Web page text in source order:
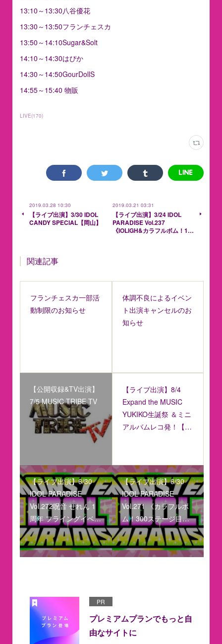
13:10～13:30八谷優花
13:30～13:50フランチェスカ
13:50～14:10Sugar&Solt
14:10～14:30はぴか
14:30～14:50GourDollS
14:55～15:40 物販
LIVE(170)
2019.03.28 10:30
【ライブ出演】3/30 IDOL
CANDY SPECIAL【岡山】
2019.03.21 03:31
【ライブ出演】3/24 IDOL
PARADISE Vol.237
《IOLIGH&カラフルボム！1…
関連記事
フランチェスカ一部活
動制限のお知らせ
体調不良によるイベン
ト出演キャンセルのお
知らせ
【公開収録&TV出演】
7/5 MUSIC TRIBE TV
【ライブ出演】8/4
Expand the MUSIC
YUKIKO生誕祭 ＆ミニ
アルバムレコ発！【…
【ライブ出演】6/30
IDOL PARADISE
Vol.272呪音 せれん 1
周年 フライングイベ…
【ライブ出演】6/30
IDOL PARADISE
Vol.271 《カラフルボ
ム！300ステージ目…
PR
プレミアムプランでもっと自
由なサイトに